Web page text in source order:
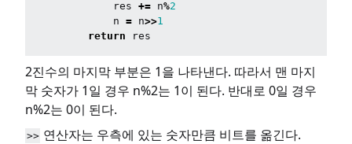
res += n%2
n = n>>1
return
res
2진수의 마지막 부분은 1을 나타낸다. 따라서 맨 마지
막 숫자가 1일 경우 n%2는 1이 된다. 반대로 0일 경우
n%2는 0이 된다.
>> 연산자는 우측에 있는 숫자만큼 비트를 옮긴다.